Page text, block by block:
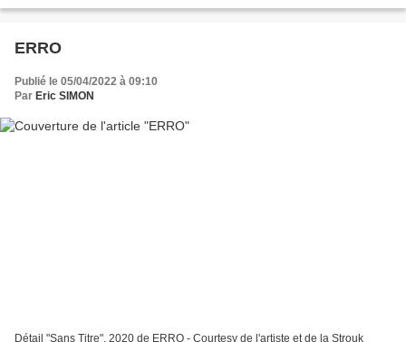
ERRO
Publié le 05/04/2022 à 09:10
Par Eric SIMON
Détail "Sans Titre", 2020 de ERRO - Courtesy de l'artiste et de la Strouk